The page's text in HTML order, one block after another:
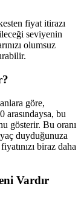
fiyat itirazı
seviyenin
olumsuz
göre,
arasındaysa, bu
gösterir. Bu oranı
duyduğunuza
biraz daha
Vardır